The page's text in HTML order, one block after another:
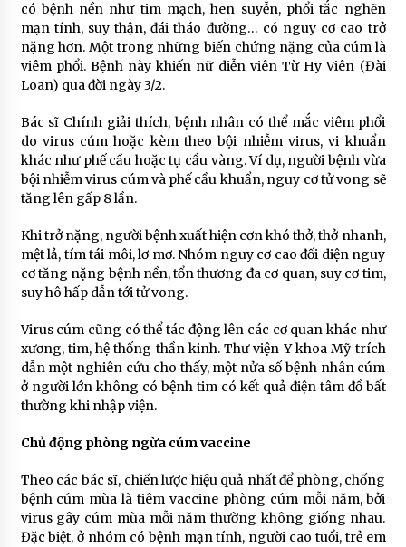
có bệnh nền như tim mạch, hen suyễn, phổi tắc nghẽn
mạn tính, suy thận, đái tháo đường… có nguy cơ cao trở
nặng hơn. Một trong những biến chứng nặng của cúm là
viêm phổi. Bệnh này khiến nữ diễn viên Từ Hy Viên (Đài
Loan) qua đời ngày 3/2.
Bác sĩ Chính giải thích, bệnh nhân có thể mắc viêm phổi
do virus cúm hoặc kèm theo bội nhiễm virus, vi khuẩn
khác như phế cầu hoặc tụ cầu vàng. Ví dụ, người bệnh vừa
bội nhiễm virus cúm và phế cầu khuẩn, nguy cơ tử vong sẽ
tăng lên gấp 8 lần.
Khi trở nặng, người bệnh xuất hiện cơn khó thở, thở nhanh,
mệt lả, tím tái môi, lơ mơ. Nhóm nguy cơ cao đối diện nguy
cơ tăng nặng bệnh nền, tổn thương đa cơ quan, suy cơ tim,
suy hô hấp dẫn tới tử vong.
Virus cúm cũng có thể tác động lên các cơ quan khác như
xương, tim, hệ thống thần kinh. Thư viện Y khoa Mỹ trích
dẫn một nghiên cứu cho thấy, một nửa số bệnh nhân cúm
ở người lớn không có bệnh tim có kết quả điện tâm đồ bất
thường khi nhập viện.
Chủ động phòng ngừa cúm vaccine
Theo các bác sĩ, chiến lược hiệu quả nhất để phòng, chống
bệnh cúm mùa là tiêm vaccine phòng cúm mỗi năm, bởi
virus gây cúm mùa mỗi năm thường không giống nhau.
Đặc biệt, ở nhóm có bệnh mạn tính, người cao tuổi, trẻ em